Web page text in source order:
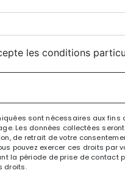
le bandeau
les conditions
sont nécessaires aux
Les données collectées
de retrait de votre
pouvez exercer ces droits
la période de prise de
droits.